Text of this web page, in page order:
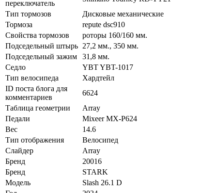
переключатель
Тип тормозов
Дисковые механические
Тормоза
repute dsc910
Свойства тормозов
роторы 160/160 мм.
Подседельный штырь 27,2 мм., 350 мм.
Подседельный зажим
31,8 мм.
Седло
YBT YBT-1017
Тип велосипеда
Хардтейл
ID поста блога для
комментариев
6624
Таблица геометрии
Array
Педали
Mixeer MX-P624
Вес
14.6
Тип отображения
Велосипед
Слайдер
Array
Бренд
20016
Бренд
STARK
Модель
Slash 26.1 D